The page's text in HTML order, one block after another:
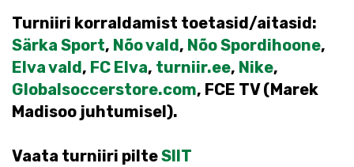
Turniiri korraldamist toetasid/aitasid:
Särka Sport, Nõo vald, Nõo Spordihoone,
Elva vald, FC Elva, turniir.ee, Nike,
Globalsoccerstore.com, FCE TV (Marek
Madisoo juhtumisel).
Vaata turniiri pilteSIIT